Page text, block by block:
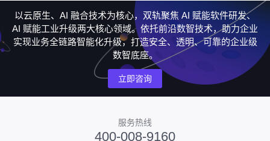
以云原生、AI 融合技术为核心，双轨聚焦 AI 赋能软件研发、
AI 赋能工业升级两大核心领域。依托前沿数智技术，助力企业
实现业务全链路智能化升级，打造安全、透明、可靠的企业级
数智底座。
立即咨询
服务热线
400-008-9160